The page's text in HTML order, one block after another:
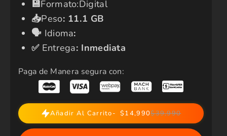
​💾​Formato:Digital
📥Peso: 11.1 GB
🗣️​ Idioma:
✅​ Entrega: Inmediata
Paga de Manera segura con:
Añadir Al Carrito $14,990$39,990